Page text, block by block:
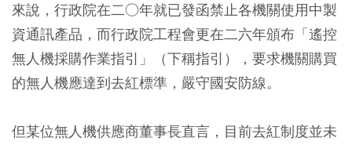
來說，行政院在二○年就已發函禁止各機關使用中製
資通訊產品，而行政院工程會更在二六年頒布「遙控
無人機採購作業指引」（下稱指引），要求機關購買
的無人機應達到去紅標準，嚴守國安防線。
但某位無人機供應商董事長直言，目前去紅制度並未